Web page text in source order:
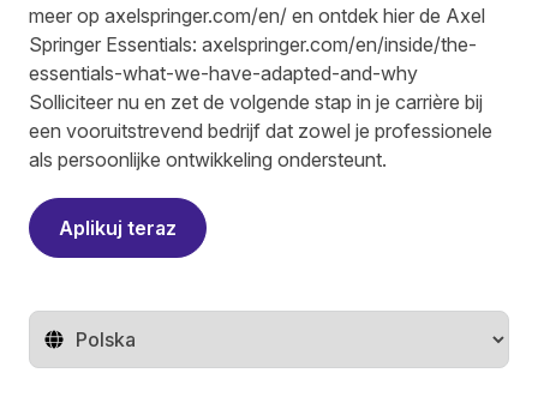
meer op axelspringer.com/en/ en ontdek hier de Axel
Springer Essentials: axelspringer.com/en/inside/the-
essentials-what-we-have-adapted-and-why
Solliciteer nu en zet de volgende stap in je carrière bij
een vooruitstrevend bedrijf dat zowel je professionele
als persoonlijke ontwikkeling ondersteunt.
Aplikuj teraz
Zmień region